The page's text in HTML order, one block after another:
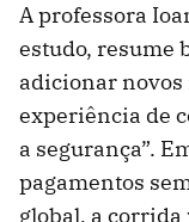
A professora
estudo, resume
adicionar novos
experiência de
a segurança”.
pagamentos
global, a